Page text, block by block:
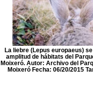
La liebre (Lepus europaeus)
amplitud de hábitats del
Moixeró. Autor: Archivo del
Moixeró Fecha: 06/20/2015